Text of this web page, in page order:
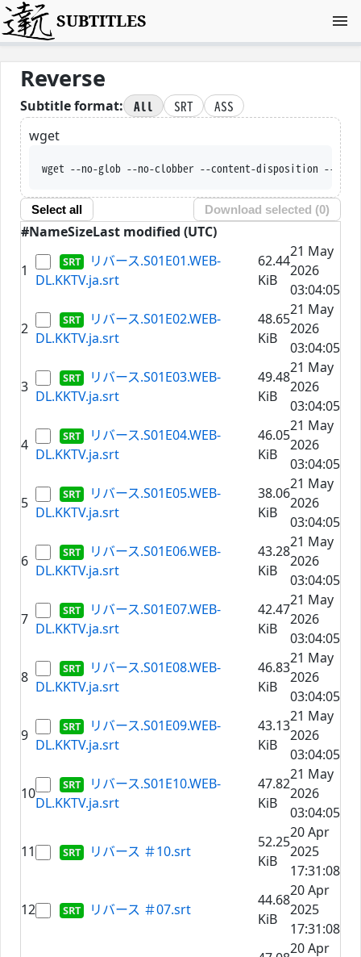
SUBTITLES
Reverse
Subtitle format: All SRT
ASS
wget
wget --no-glob --no-clobber --content-disposition --trust-server-
Select all Download selected (0)
#NameSizeLast modified (UTC)
1
リバース.S01E01.WEB-
DL.KKTV.ja.srt
62.44
KiB
21 May
2026
03:04:05
2
リバース.S01E02.WEB-
DL.KKTV.ja.srt
48.65
KiB
21 May
2026
03:04:05
3
リバース.S01E03.WEB-
DL.KKTV.ja.srt
49.48
KiB
21 May
2026
03:04:05
4
リバース.S01E04.WEB-
DL.KKTV.ja.srt
46.05
KiB
21 May
2026
03:04:05
5
リバース.S01E05.WEB-
DL.KKTV.ja.srt
38.06
KiB
21 May
2026
03:04:05
6
リバース.S01E06.WEB-
DL.KKTV.ja.srt
43.28
KiB
21 May
2026
03:04:05
7
リバース.S01E07.WEB-
DL.KKTV.ja.srt
42.47
KiB
21 May
2026
03:04:05
8
リバース.S01E08.WEB-
DL.KKTV.ja.srt
46.83
KiB
21 May
2026
03:04:05
9
リバース.S01E09.WEB-
DL.KKTV.ja.srt
43.13
KiB
21 May
2026
03:04:05
10
リバース.S01E10.WEB-
DL.KKTV.ja.srt
47.82
KiB
21 May
2026
03:04:05
11 リバース ＃10.srt
52.25
KiB
20 Apr
2025
17:31:08
12 リバース ＃07.srt
44.68
KiB
20 Apr
2025
17:31:08
20 Apr